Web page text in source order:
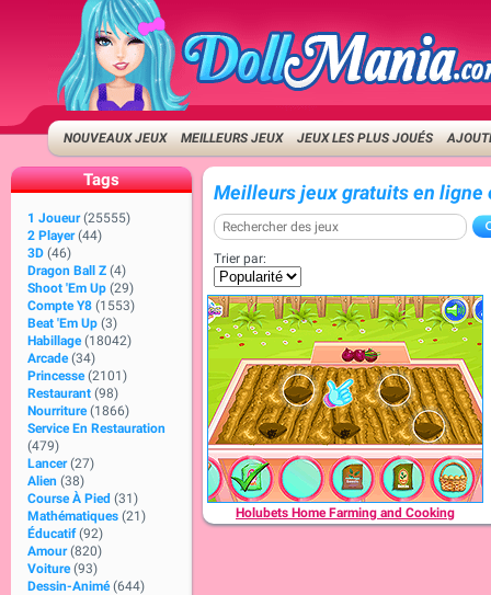
NOUVEAUX JEUX MEILLEURS JEUX JEUX LES PLUS JOUÉS
Tags
1 Joueur (25555)
2 Player (44)
3D (46)
Dragon Ball Z (4)
Shoot 'Em Up (29)
Compte Y8 (1553)
Beat 'Em Up (3)
Habillage (18042)
Arcade (34)
Princesse (2101)
Restaurant (98)
Nourriture (1866)
Service En Restauration
(479)
Lancer (27)
Alien (38)
Course À Pied (31)
Mathématiques (21)
Éducatif (92)
Amour (820)
Voiture (93)
Dessin-Animé (644)
Meilleurs jeux gratuits en ligne
Trier par:
Holubets Home Farming and Cooking